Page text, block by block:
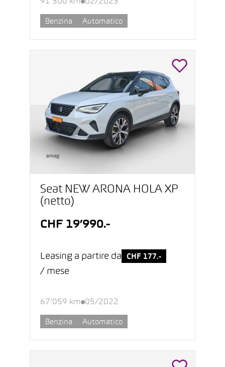
91’300 km 02/2023
Benzina Automatico
Seat NEW ARONA HOLA XP
(netto)
CHF 19’990.-
Leasing a partire da CHF 177.-
/ mese
67’059 km 05/2022
Benzina Automatico